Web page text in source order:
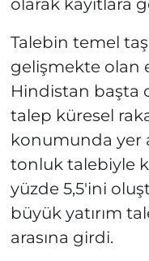
Talebin temel
gelişmekte olan
Hindistan başta
talep küresel
konumunda yer
tonluk talebiyle
yüzde 5,5'ini
büyük yatırım
arasına girdi.